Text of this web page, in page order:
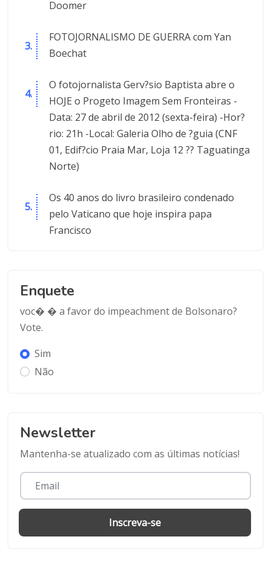
Doomer
FOTOJORNALISMO DE GUERRA com Yan
Boechat
O fotojornalista Gerv?sio Baptista abre o
HOJE o Progeto Imagem Sem Fronteiras -
Data: 27 de abril de 2012 (sexta-feira) -Hor?
rio: 21h -Local: Galeria Olho de ?guia (CNF
01, Edif?cio Praia Mar, Loja 12 ?? Taguatinga
Norte)
Os 40 anos do livro brasileiro condenado
pelo Vaticano que hoje inspira papa
Francisco
Enquete
voc� � a favor do impeachment de Bolsonaro?
Vote.
Sim
Não
Newsletter
Mantenha-se atualizado com as últimas notícias!
Inscreva-se